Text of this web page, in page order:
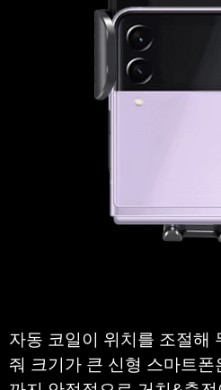
자동 코일이 위치를 조절해
줘 크기가 큰 신형 스마트